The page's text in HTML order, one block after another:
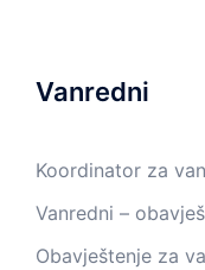
Vanredni
Koordinator za
Vanredni –
Obavještenje za